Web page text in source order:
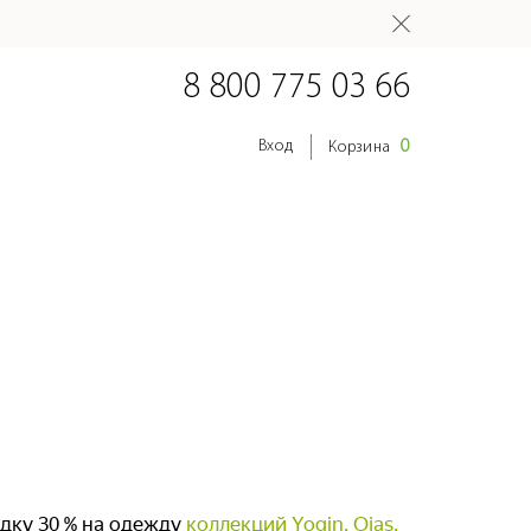
8 800 775 03 66
Вход Корзина 0
30 % на одежду коллекций Yogin, Ojas,